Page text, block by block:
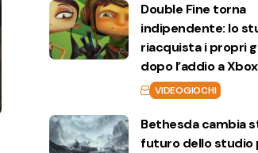
Double Fine torna
indipendente: lo
riacquista i propri
dopo l’addio a Xbox
VIDEOGIOCHI
Bethesda cambia
futuro dello studio